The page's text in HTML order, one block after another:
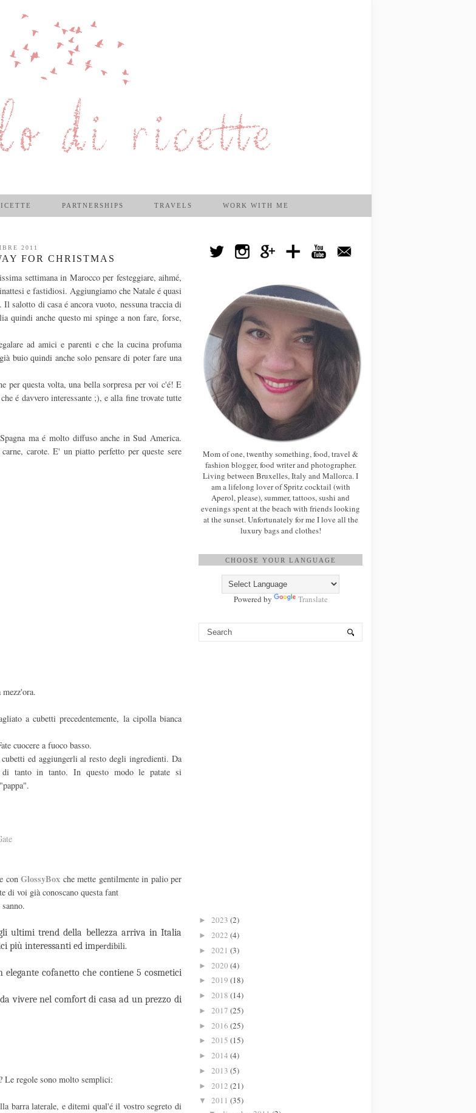
PARTNERSHIPS TRAVELS WORK WITH ME
2011
FOR CHRISTMAS
settimana in Marocco per festeggiare, aihmé,
e fastidiosi. Aggiungiamo che Natale é quasi
salotto di casa é ancora vuoto, nessuna traccia di
quindi anche questo mi spinge a non fare, forse,
ad amici e parenti e che la cucina profuma
buio quindi anche solo pensare di poter fare una
per questa volta, una bella sorpresa per voi c'é! E
é davvero interessante ;), e alla fine trovate tutte
ma é molto diffuso anche in Sud America.
carote. E' un piatto perfetto per queste sere
a cubetti precedentemente, la cipolla bianca
cuocere a fuoco basso.
ed aggiungerli al resto degli ingredienti. Da
di tanto in tanto. In questo modo le patate si
con GlossyBox che mette gentilmente in palio per
di voi già conoscano questa fant
ultimi trend della bellezza arriva in Italia
più interessanti ed imperdibili.
cofanetto che contiene 5 cosmetici
vivere nel comfort di casa ad un prezzo di
Le regole sono molto semplici:
barra laterale, e ditemi qual'é il vostro segreto di
Mom of one, twenthy something, food, travel &
fashion blogger, food writer and photographer.
Living between Bruxelles, Italy and Mallorca. I
am a lifelong lover of Spritz cocktail (with
Aperol, please), summer, tattoos, sushi and
evenings spent at the beach with friends looking
at the sunset. Unfortunately for me I love all the
luxury bags and clothes!
CHOOSE YOUR LANGUAGE
Powered by Translate
► 2023 (2)
► 2022 (4)
► 2021 (3)
► 2020 (4)
► 2019 (18)
► 2018 (14)
► 2017 (25)
► 2016 (25)
► 2015 (15)
► 2014 (4)
► 2013 (5)
► 2012 (21)
▼ 2011 (35)